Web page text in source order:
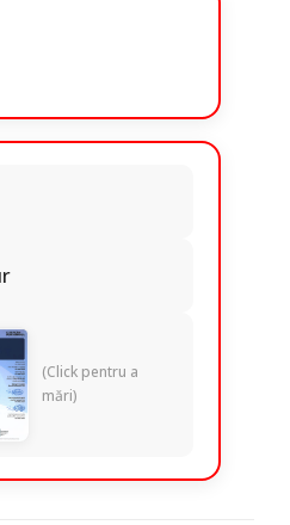
(Click pentru a
mări)